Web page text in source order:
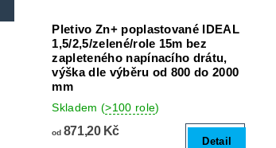
Pletivo Zn+ poplastované IDEAL
1,5/2,5/zelené/role 15m bez
zapleteného napínacího drátu,
výška dle výběru od 800 do 2000
mm
Skladem (>100 role)
od871,20 Kč
Detail